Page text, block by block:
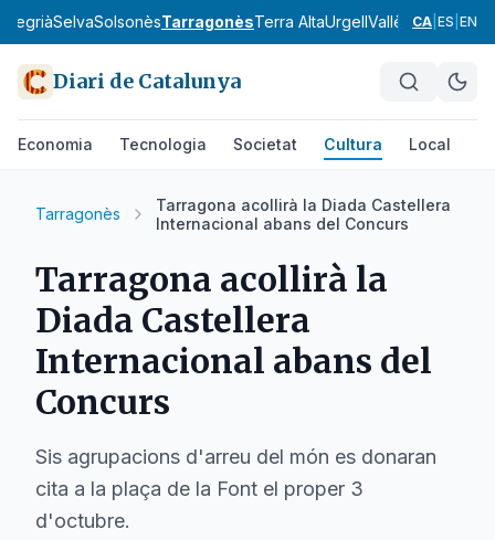
SegriàSelvaSolsonèsTarragonèsTerra AltaUrgellVallès Occidental
CA ES EN
Diari de Catalunya
Economia Tecnologia Societat Cultura Local
Tarragonès
Tarragona acollirà la Diada Castellera
Internacional abans del Concurs
Tarragona acollirà la
Diada Castellera
Internacional abans del
Concurs
Sis agrupacions d'arreu del món es donaran
cita a la plaça de la Font el proper 3
d'octubre.